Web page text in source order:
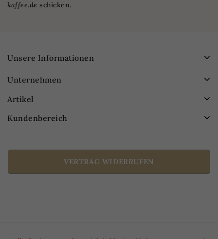
kaffee.de schicken.
Unsere Informationen
Unternehmen
Artikel
Kundenbereich
VERTRAG WIDERRUFEN